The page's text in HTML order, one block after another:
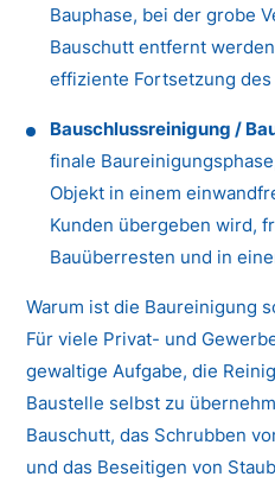
Bauphase, bei der grobe
Bauschutt entfernt
effiziente Fortsetzung
Bauschlussreinigung /
finale
Objekt in einem
Kunden übergeben wird,
Bauüberresten und in
Warum ist die Baureinigung
Für viele Privat- und
gewaltige Aufgabe, die
Baustelle selbst zu
Bauschutt, das Schrubben
und das Beseitigen von